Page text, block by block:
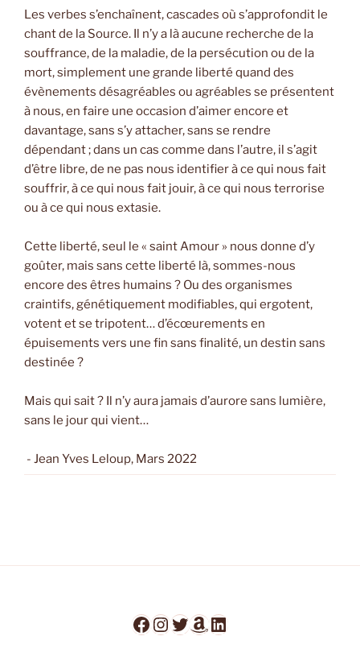
Les verbes s’enchaînent, cascades où s’approfondit le
chant de la Source. Il n’y a là aucune recherche de la
souffrance, de la maladie, de la persécution ou de la
mort, simplement une grande liberté quand des
évènements désagréables ou agréables se présentent
à nous, en faire une occasion d’aimer encore et
davantage, sans s’y attacher, sans se rendre
dépendant ; dans un cas comme dans l’autre, il s’agit
d’être libre, de ne pas nous identifier à ce qui nous fait
souffrir, à ce qui nous fait jouir, à ce qui nous terrorise
ou à ce qui nous extasie.
Cette liberté, seul le « saint Amour » nous donne d’y
goûter, mais sans cette liberté là, sommes-nous
encore des êtres humains ? Ou des organismes
craintifs, génétiquement modifiables, qui ergotent,
votent et se tripotent… d’écœurements en
épuisements vers une fin sans finalité, un destin sans
destinée ?
Mais qui sait ? Il n’y aura jamais d’aurore sans lumière,
sans le jour qui vient…
- Jean Yves Leloup, Mars 2022
Facebook
Instagram
Twitter
Amazon
LinkedIn